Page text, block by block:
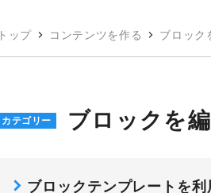
トップ コンテンツを作る ブロック
カテゴリー ブロックを
ブロックテンプレートを利